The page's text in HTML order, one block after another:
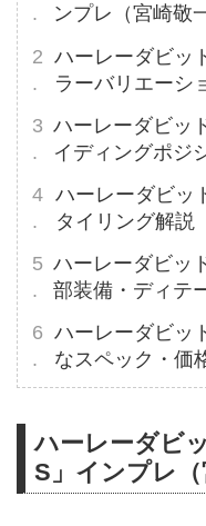
ンプレ（宮崎敬
ハーレーダビッ
ラーバリエーシ
ハーレーダビッ
イディングポジ
ハーレーダビッ
タイリング解説
ハーレーダビッ
部装備・ディテ
ハーレーダビッ
なスペック・価
ハーレーダビ
S」インプレ（